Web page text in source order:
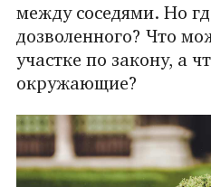
между соседями. Но
дозволенного? Что
участке по закону, а
окружающие?